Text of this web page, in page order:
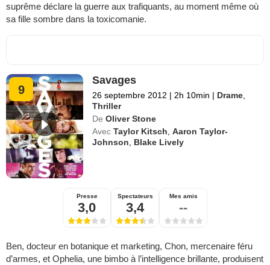
suprême déclare la guerre aux trafiquants, au moment même où
sa fille sombre dans la toxicomanie.
9
Savages
26 septembre 2012 | 2h 10min | Drame
Thriller
De Oliver Stone
Avec Taylor Kitsch ,Aaron Taylor-
Johnson
Blake Lively
Presse
3,0
Spectateurs
3,4
Mes amis
--
Ben, docteur en botanique et marketing, Chon, mercenaire féru
d’armes, et Ophelia, une bimbo à l’intelligence brillante, produisent